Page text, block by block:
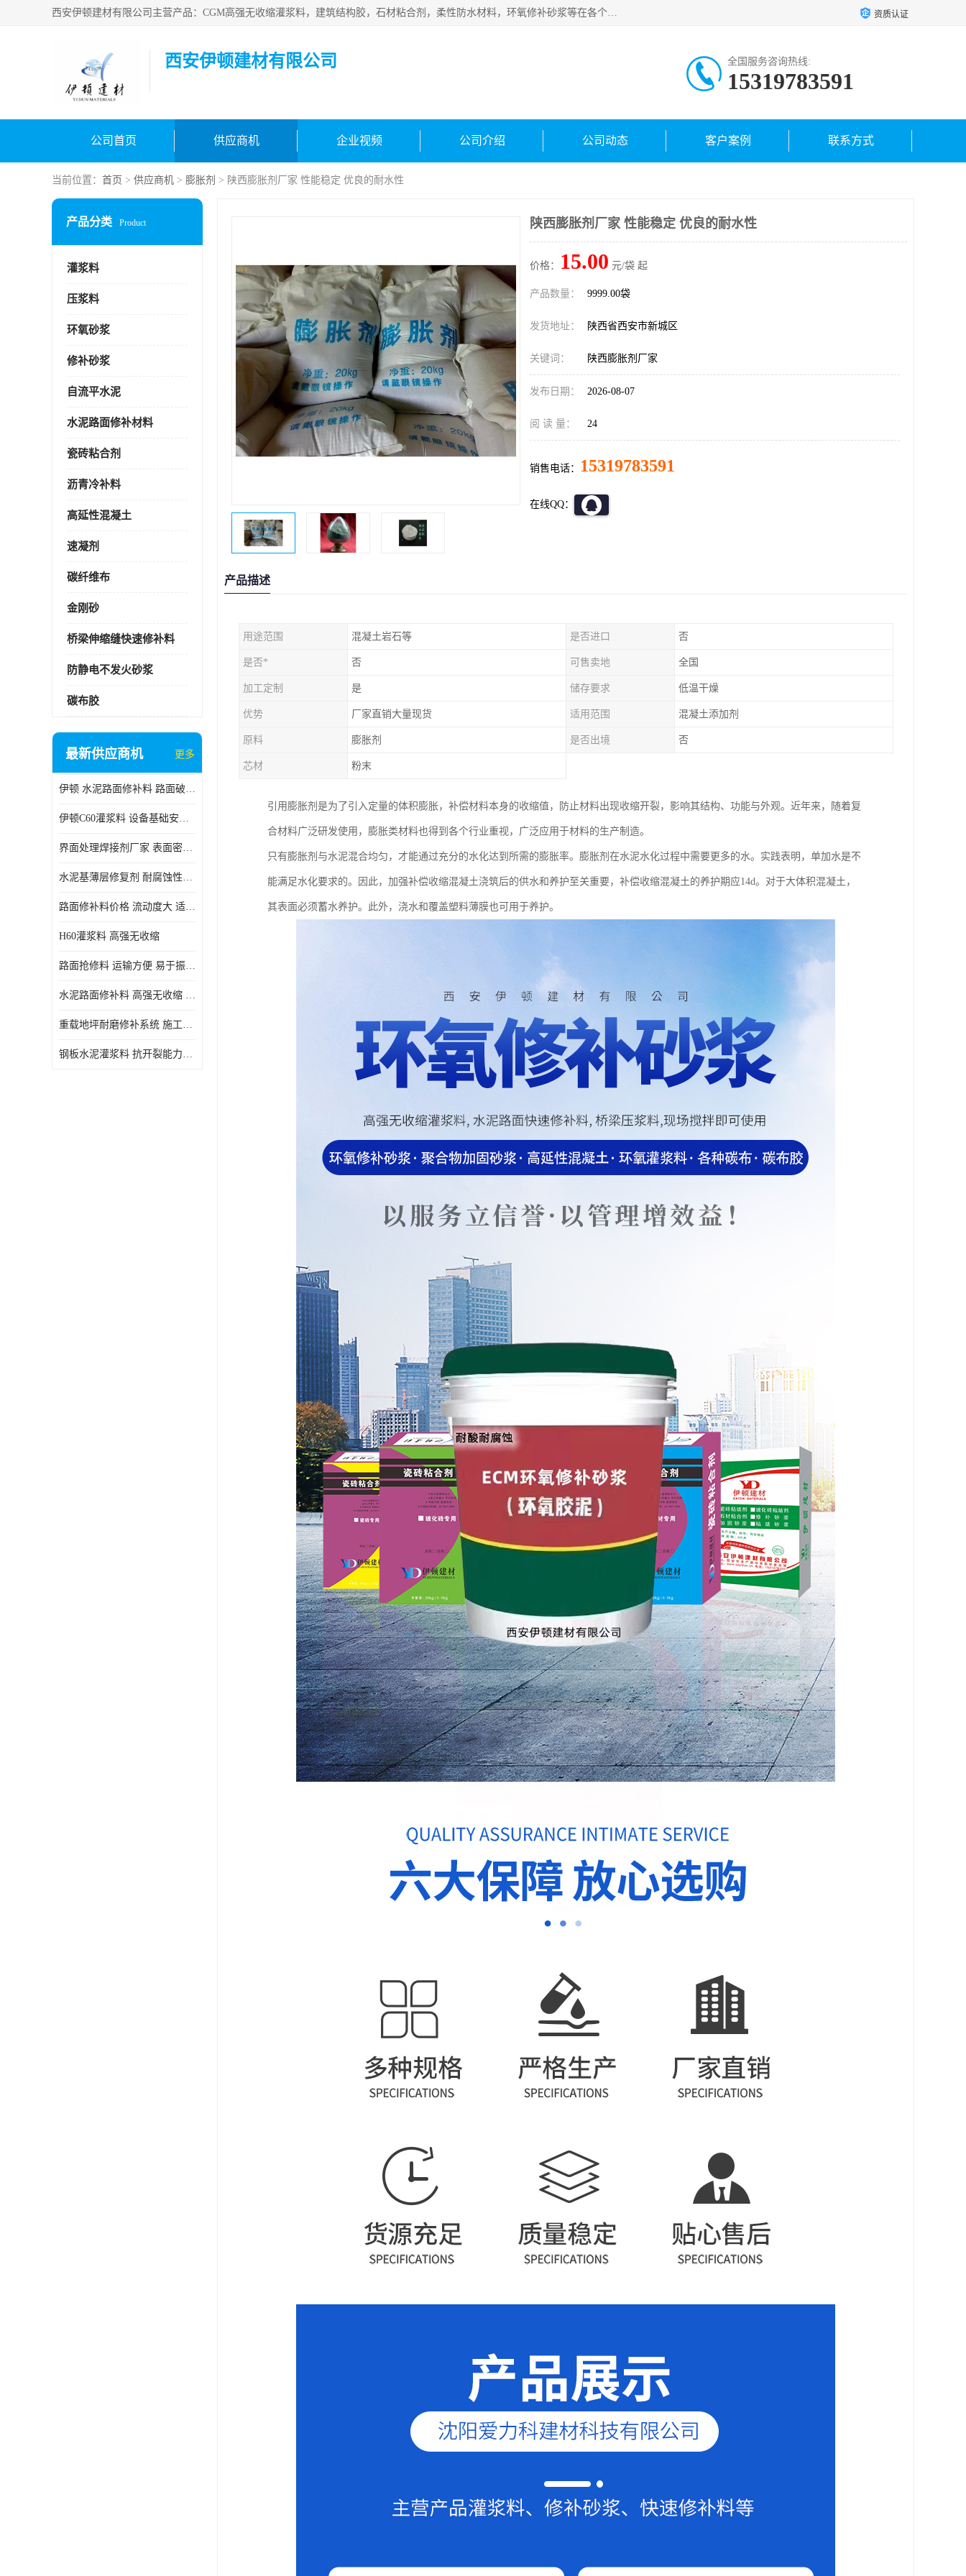
西安伊顿建材有限公司主营产品：CGM高强无收缩灌浆料，建筑结构胶，石材粘合剂，柔性防水材料，环氧修补砂浆等在各个行业得到了客户认可。 资质认证
西安伊顿建材有限公司 全国服务咨询热线:
15319783591
公司首页 供应商机 企业视频 公司介绍 公司动态 客户案例 联系方式
当前位置： 首页 > 供应商机 > 膨胀剂 > 陕西膨胀剂厂家 性能稳定 优良的耐水性
产品分类 Product
灌浆料
压浆料
环氧砂浆
修补砂浆
自流平水泥
水泥路面修补材料
瓷砖粘合剂
沥青冷补料
高延性混凝土
速凝剂
碳纤维布
金刚砂
桥梁伸缩缝快速修补料
防静电不发火砂浆
碳布胶
最新供应商机 更多
伊顿 水泥路面修补料 路面破损起皮快速修补 2小时通车
伊顿C60灌浆料 设备基础安装 梁柱改造加固二次灌浆料
界面处理焊接剂厂家 表面密实 良好的流动性
水泥基薄层修复剂 耐腐蚀性好 适用范围广
路面修补料价格 流动度大 适用范围广
H60灌浆料 高强无收缩
路面抢修料 运输方便 易于振捣密实
水泥路面修补料 高强无收缩 施工和易性好 强度高 韧性好
重载地坪耐磨修补系统 施工期短 易于振捣密实
钢板水泥灌浆料 抗开裂能力强 施工和易性好
陕西膨胀剂厂家 性能稳定 优良的耐水性
价格： 15.00 元/袋 起
产品数量： 9999.00袋
发货地址： 陕西省西安市新城区
关键词： 陕西膨胀剂厂家
发布日期： 2026-08-07
阅 读 量： 24
销售电话： 15319783591
在线QQ：
产品描述
用途范围 混凝土岩石等 是否进口 否
是否* 否 可售卖地 全国
加工定制 是 储存要求 低温干燥
优势 厂家直销大量现货 适用范围 混凝土添加剂
原料 膨胀剂 是否出境 否
芯材 粉末
引用膨胀剂是为了引入定量的体积膨胀，补偿材料本身的收缩值，防止材料出现收缩开裂，影响其结构、功能与外观。近年来，随着复
合材料广泛研发使用，膨胀类材料也得到各个行业重视，广泛应用于材料的生产制造。
只有膨胀剂与水泥混合均匀，才能通过充分的水化达到所需的膨胀率。膨胀剂在水泥水化过程中需要更多的水。实践表明，单加水是不
能满足水化要求的。因此，加强补偿收缩混凝土浇筑后的供水和养护至关重要，补偿收缩混凝土的养护期应14d。对于大体积混凝土，
其表面必须蓄水养护。此外，浇水和覆盖塑料薄膜也可用于养护。